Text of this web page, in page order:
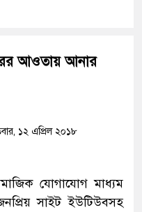
আওতায় আনার
১২ এপ্রিল ২০১৮
যোগাযোগ মাধ্যম
সাইট ইউটিউবসহ